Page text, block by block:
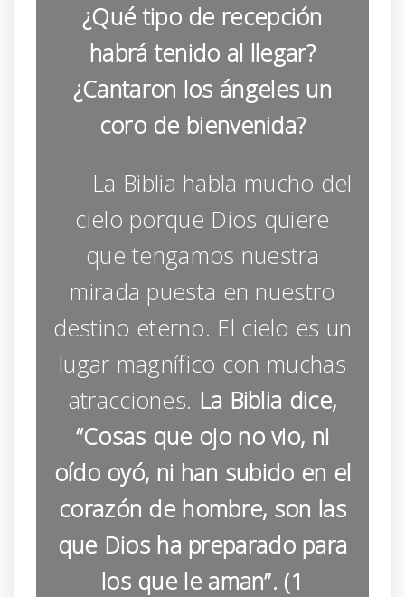
¿Qué tipo de recepción
habrá tenido al llegar?
¿Cantaron los ángeles un
coro de bienvenida?
La Biblia habla mucho del
cielo porque Dios quiere
que tengamos nuestra
mirada puesta en nuestro
destino eterno. El cielo es un
lugar magnífico con muchas
atracciones. La Biblia dice,
“Cosas que ojo no vio, ni
oído oyó, ni han subido en el
corazón de hombre, son las
que Dios ha preparado para
los que le aman”. (1